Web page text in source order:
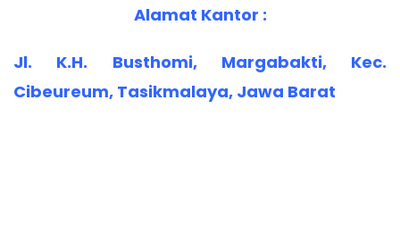
Alamat Kantor :
Jl. K.H. Busthomi, Margabakti, Kec.
Cibeureum, Tasikmalaya, Jawa Barat